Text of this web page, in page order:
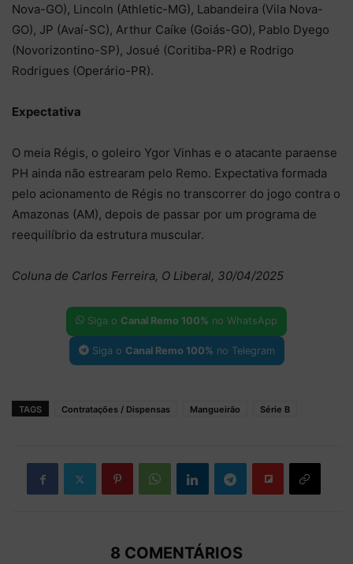
Nova-GO), Lincoln (Athletic-MG), Labandeira (Vila Nova-
GO), JP (Avaí-SC), Arthur Caíke (Goiás-GO), Pablo Dyego
(Novorizontino-SP), Josué (Coritiba-PR) e Rodrigo
Rodrigues (Operário-PR).
Expectativa
O meia Régis, o goleiro Ygor Vinhas e o atacante paraense
PH ainda não estrearam pelo Remo. Expectativa formada
pelo acionamento de Régis no transcorrer do jogo contra o
Amazonas (AM), depois de passar por um programa de
reequilíbrio da estrutura muscular.
Coluna de Carlos Ferreira, O Liberal, 30/04/2025
Siga o Canal Remo 100% no WhatsApp
Siga o Canal Remo 100% no Telegram
TAGS Contratações / Dispensas Mangueirão Série B
8 COMENTÁRIOS